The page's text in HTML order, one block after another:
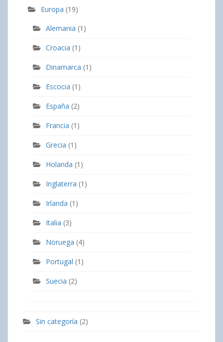
Europa (19)
Alemania (1)
Croacia (1)
Dinamarca (1)
Escocia (1)
España (2)
Francia (1)
Grecia (1)
Holanda (1)
Inglaterra (1)
Irlanda (1)
Italia (3)
Noruega (4)
Portugal (1)
Suecia (2)
Sin categoría (2)